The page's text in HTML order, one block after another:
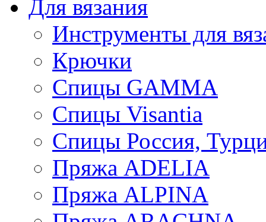
Для вязания
Инструменты для
Крючки
Спицы GAMMA
Спицы Visantia
Спицы Россия,
Пряжа ADELIA
Пряжа ALPINA